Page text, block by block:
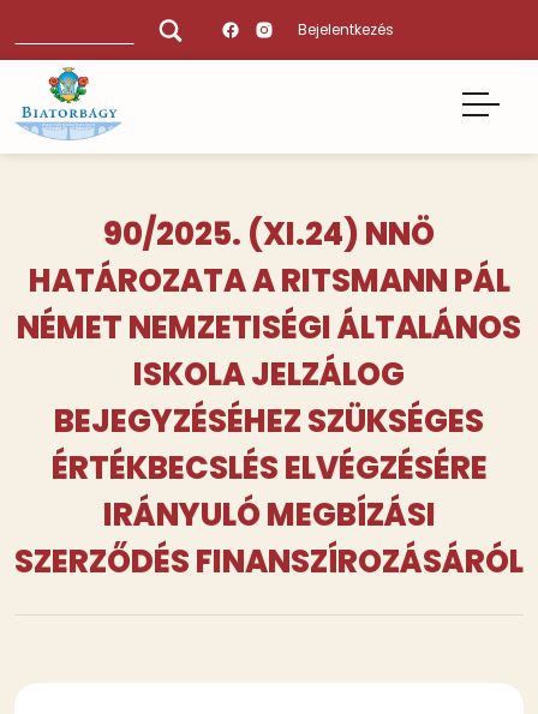
tartalomra
Bejelentkezés
90/2025. (XI.24) NNÖ
HATÁROZATA A RITSMANN PÁL
NÉMET NEMZETISÉGI ÁLTALÁNOS
ISKOLA JELZÁLOG
BEJEGYZÉSÉHEZ SZÜKSÉGES
ÉRTÉKBECSLÉS ELVÉGZÉSÉRE
IRÁNYULÓ MEGBÍZÁSI
SZERZŐDÉS FINANSZÍROZÁSÁRÓL